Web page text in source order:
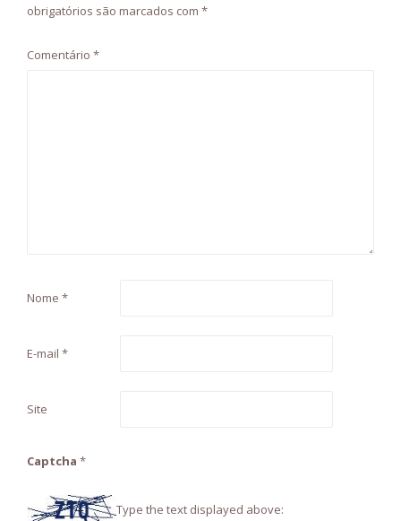
obrigatórios são marcados com *
Comentário *
Nome *
E-mail *
Site
Captcha *
Type the text displayed above: